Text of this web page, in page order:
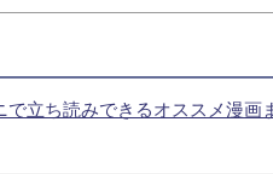
で立ち読みできるオススメ漫画